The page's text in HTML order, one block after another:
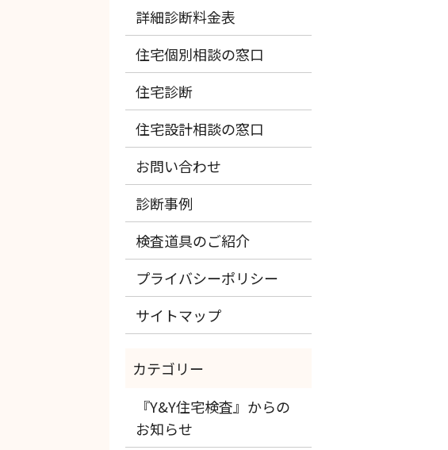
詳細診断料金表
住宅個別相談の窓口
住宅診断
住宅設計相談の窓口
お問い合わせ
診断事例
検査道具のご紹介
プライバシーポリシー
サイトマップ
『Y&Y住宅検査』からの
お知らせ